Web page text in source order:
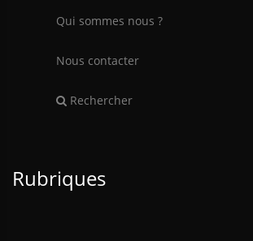
Qui sommes nous ?
Nous contacter
Rechercher
Rubriques